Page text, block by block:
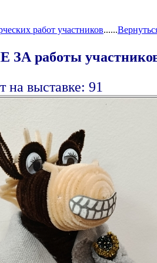
работ участников......
работы
на выставке: 91